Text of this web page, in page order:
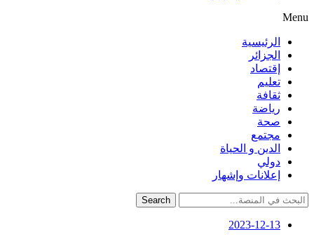
Menu
الرئيسية
الجزائر
إقتصاد
تعليم
ثقافة
رياضة
صحة
مجتمع
الدين و الحياة
دولي
إعلانات وإشهار
Search
2023-12-13